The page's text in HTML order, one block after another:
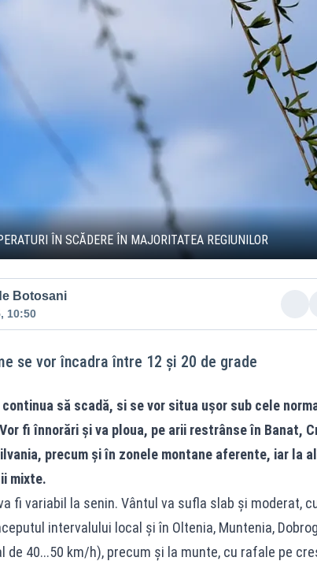
ÎN SCĂDERE ÎN MAJORITATEA REGIUNILOR
Botosani
10:50
se vor încadra între 12 și 20 de grade
să scadă, si se vor situa ușor sub cele
fi înnorări și va ploua, pe arii restrânse în Banat,
precum și în zonele montane aferente, iar la
mixte.
fi variabil la senin. Vântul va sufla slab și moderat,
intervalului local și în Oltenia, Muntenia,
de 40...50 km/h), precum și la munte, cu rafale pe